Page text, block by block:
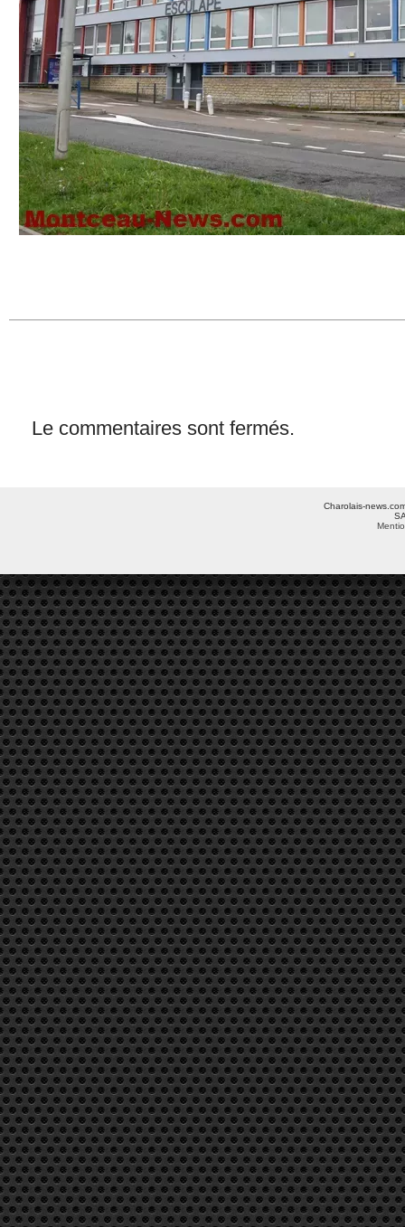
Le commentaires sont fermés.
Charolais-